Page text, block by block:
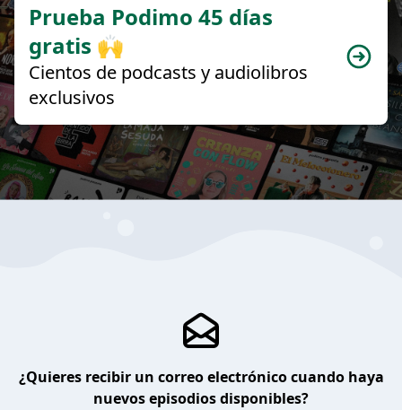
Prueba Podimo 45 días
gratis 🙌
Cientos de podcasts y audiolibros
exclusivos
¿Quieres recibir un correo electrónico cuando haya
nuevos episodios disponibles?